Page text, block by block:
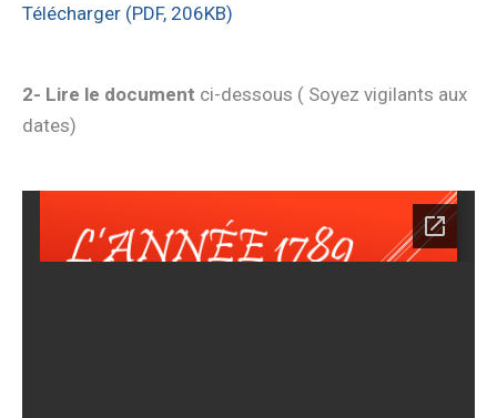
Télécharger (PDF, 206KB)
2- Lire le document ci-dessous ( Soyez vigilants aux
dates)